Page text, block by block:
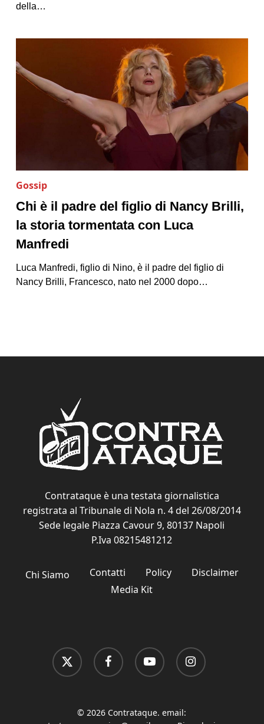
della…
Gossip
Chi è il padre del figlio di Nancy Brilli,
la storia tormentata con Luca
Manfredi
Luca Manfredi, figlio di Nino, è il padre del figlio di
Nancy Brilli, Francesco, nato nel 2000 dopo…
Contrataque è una testata giornalistica
registrata al Tribunale di Nola n. 4 del 26/08/2014
Sede legale Piazza Cavour 9, 80137 Napoli
P.Iva 08215481212
Chi Siamo Contatti Policy
Disclaimer
Media Kit
x-
twitter
facebook youtube instagram
© 2026 Contrataque. email: